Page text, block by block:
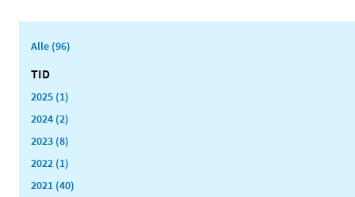
Alle (96)
TID
2025 (1)
2024 (2)
2023 (8)
2022 (1)
2021 (40)